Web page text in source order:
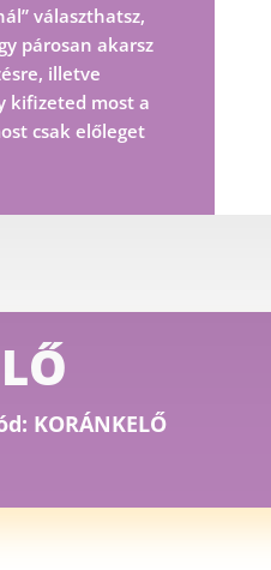
választhatsz,
párosan akarsz
illetve
kifizeted most a
csak előleget
KORÁNKELŐ